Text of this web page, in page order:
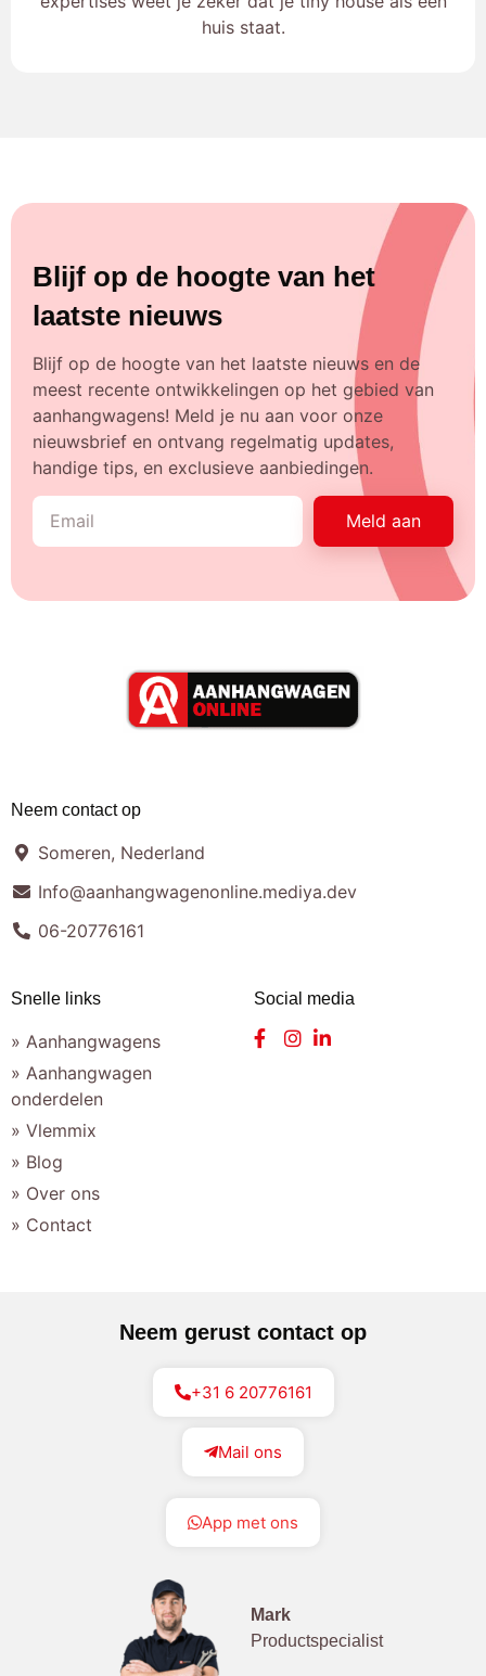
huis staat.
Blijf op de hoogte van het
laatste nieuws
Blijf op de hoogte van het laatste nieuws en de
meest recente ontwikkelingen op het gebied van
aanhangwagens! Meld je nu aan voor onze
nieuwsbrief en ontvang regelmatig updates,
handige tips, en exclusieve aanbiedingen.
Meld aan
Neem contact op
Someren, Nederland
Info@aanhangwagenonline.mediya.dev
06-20776161
Snelle links
» Aanhangwagens
» Aanhangwagen
onderdelen
» Vlemmix
» Blog
» Over ons
» Contact
Social media
Neem gerust contact op
+31 6 20776161
Mail ons
App met ons
Mark
Productspecialist